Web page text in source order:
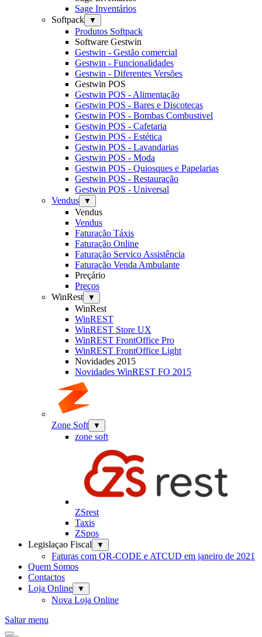
Sage Inventários
Softpack
▼
Produtos Softpack
Software Gestwin
Gestwin - Gestão comercial
Gestwin - Funcionalidades
Gestwin - Diferentes Versões
Gestwin POS
Gestwin POS - Alimentação
Gestwin POS - Bares e Discotecas
Gestwin POS - Bombas Combustivel
Gestwin POS - Cafetaria
Gestwin POS - Estética
Gestwin POS - Lavandarias
Gestwin POS - Moda
Gestwin POS - Quiosques e Papelarias
Gestwin POS - Restauração
Gestwin POS - Universal
Vendus
▼
Vendus
Vendus
Faturação Táxis
Faturação Online
Faturação Servico Assistência
Faturação Venda Ambulante
Preçário
Preços
WinRest
▼
WinRest
WinREST
WinREST Store UX
WinREST FrontOffice Pro
WinREST FrontOffice Light
Novidades 2015
Novidades WinREST FO 2015
Zone Soft ▼
zone soft
ZSrest
Taxis
ZSpos
Legislaçao Fiscal
▼
Faturas com QR-CODE e ATCUD em janeiro de 2021
Quem Somos
Contactos
Loja Online
▼
Nova Loja Online
Saltar menu